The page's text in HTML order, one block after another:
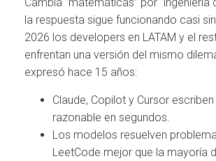
la respuesta sigue funcionando casi
2026 los developers en LATAM y el
enfrentan una versión del mismo
expresó hace 15 años:
Claude, Copilot y Cursor
razonable en segundos.
Los modelos resuelven
LeetCode mejor que la mayoría